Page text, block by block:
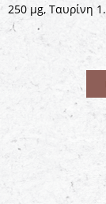
250 μg, Ταυρίνη